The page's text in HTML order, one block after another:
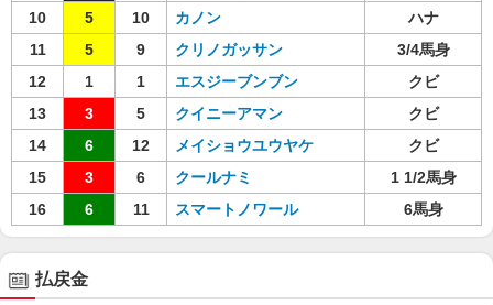
10
5 10 カノン
ハナ
11
5 9 クリノガッサン
3/4馬身
12
1 1 エスジーブンブン
クビ
13
3 5 クイニーアマン
クビ
14
6 12 メイショウユウヤケ
クビ
15
3 6 クールナミ
1 1/2馬身
16
6 11 スマートノワール 6馬身
払戻金